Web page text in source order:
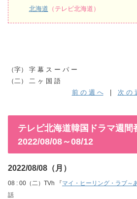
北海道 （テレビ北海道）
（字） 字 幕 ス ー パ ー
（二） 二 ヶ 国 語
前 の 週 へ| 次 の
テレビ北海道韓国ドラマ週間
2022/08/08～08/12
2022/08/08（月）
08 : 00（二）TVh 『マイ・ヒーリング・ラブ～
話